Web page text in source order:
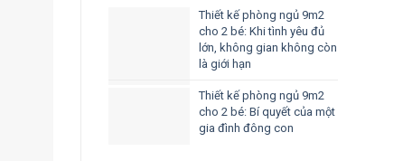
Thiết kế phòng ngủ 9m2
cho 2 bé: Khi tình yêu đủ
lớn, không gian không còn
là giới hạn
Thiết kế phòng ngủ 9m2
cho 2 bé: Bí quyết của một
gia đình đông con